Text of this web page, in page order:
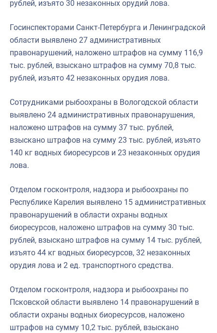
рублей, изъято 30 незаконных орудий лова.
Госинспекторами Санкт-Петербурга и Ленинградской
области выявлено 27 административных
правонарушений, наложено штрафов на сумму 116,9
тыс. рублей, взыскано штрафов на сумму 70,8 тыс.
рублей, изъято 42 незаконных орудия лова.
Сотрудниками рыбоохраны в Вологодской области
выявлено 24 административных правонарушения,
наложено штрафов на сумму 37 тыс. рублей,
взыскано штрафов на сумму 23 тыс. рублей, изъято
140 кг водных биоресурсов и 23 незаконных орудия
лова.
Отделом госконтроля, надзора и рыбоохраны по
Республике Карелия выявлено 15 административных
правонарушений в области охраны водных
биоресурсов, наложено штрафов на сумму 30 тыс.
рублей, взыскано штрафов на сумму 14 тыс. рублей,
изъято 44 кг водных биоресурсов, 32 незаконных
орудия лова и 2 ед. транспортного средства.
Отделом госконтроля, надзора и рыбоохраны по
Псковской области выявлено 14 правонарушений в
области охраны водных биоресурсов, наложено
штрафов на сумму 10,2 тыс. рублей, взыскано